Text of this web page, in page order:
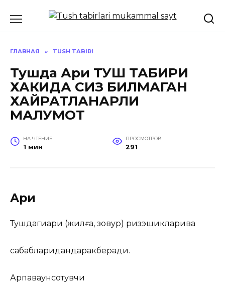
ГЛАВНАЯ » TUSH TABIRI
Тушда Ариқ ТУШ ТАБИРИ
ХАКИДА СИЗ БИЛМАГАН
ХАЙРАТЛАНАРЛИ
МАЛУМОТ
НА ЧТЕНИЕ
1 мин
ПРОСМОТРОВ
291
Ариқ
Тушдагиариқ (жилға, зовур) ризқэшикларива
сабабларидандаракберади.
Арпаваунсотувчи